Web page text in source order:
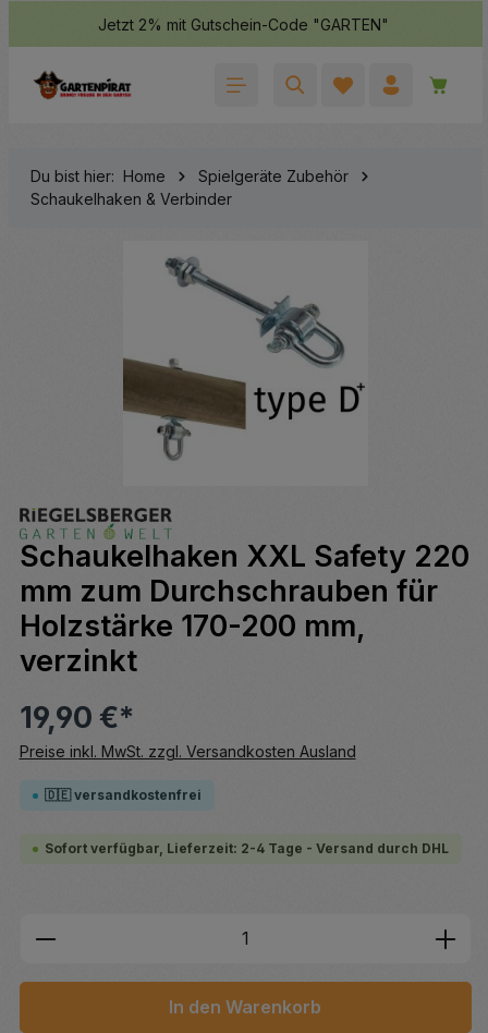
springenJetzt 2% mit Gutschein-Code "GARTEN"
Du bist hier: Home
Spielgeräte Zubehör
Schaukelhaken & Verbinder
Schaukelhaken XXL Safety 220
mm zum Durchschrauben für
Holzstärke 170-200 mm,
verzinkt
19,90 €*
Preise inkl. MwSt. zzgl. Versandkosten Ausland
🇩🇪 versandkostenfrei
Sofort verfügbar, Lieferzeit: 2-4 Tage - Versand durch DHL
Produkt Anzahl: Gib den
In den Warenkorb